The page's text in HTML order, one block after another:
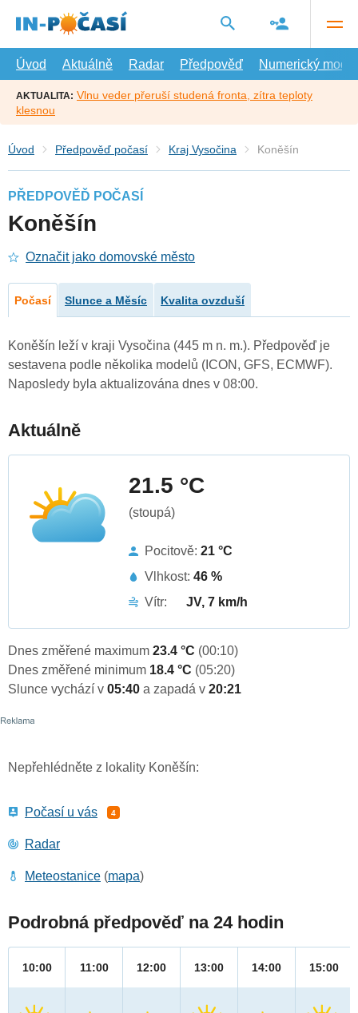
hlavní
Úvod
Aktuálně Radar Předpověď Numerický model
AKTUALITA: Vlnu veder přeruší studená fronta, zítra teploty
klesnou
Úvod Předpověď počasí Kraj Vysočina Koněšín
PŘEDPOVĚĎ POČASÍ
Koněšín
Označit jako domovské město
Počasí Slunce a Měsíc Kvalita ovzduší
Koněšín leží v kraji Vysočina (445 m n. m.). Předpověď je
sestavena podle několika modelů (ICON, GFS, ECMWF).
Naposledy byla aktualizována dnes v 08:00.
Aktuálně
21.5 °C
(stoupá)
Pocitově: 21 °C
Vlhkost: 46 %
Vítr:
JV, 7 km/h
Dnes změřené maximum 23.4 °C (00:10)
Dnes změřené minimum 18.4 °C (05:20)
Slunce vychází v 05:40 a zapadá v 20:21
Nepřehlédněte z lokality Koněšín:
Počasí u vás 4
Radar
Meteostanice (mapa)
Podrobná předpověď na 24 hodin
10:00 11:00 12:00 13:00 14:00 15:00